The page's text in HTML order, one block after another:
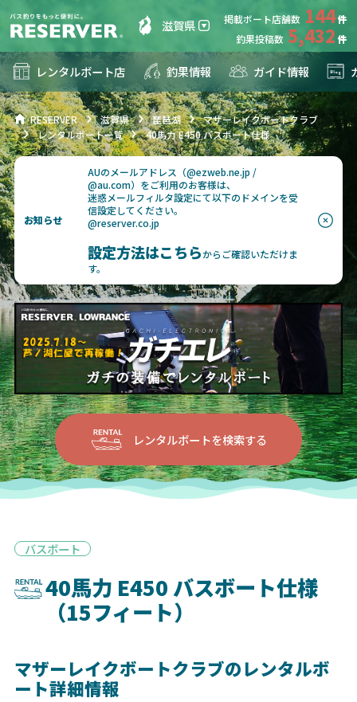
滋賀県 掲載ボート店舗数 144
釣果投稿数 5,432
レンタルボート店 釣果情報 ガイド情報
RESERVER 滋賀県 琵琶湖
マザーレイクボートクラブ
レンタルボート一覧
40馬力 E450 バスボート仕様
お知らせ
AUのメールアドレス（@ezweb.ne.jp /
@au.com）をご利用のお客様は、
迷惑メールフィルタ設定にて以下のドメインを受
信設定してください。
@reserver.co.jp
設定方法はこちらからご確認いただけま
す。
レンタルボートを検索する
バスボート
40馬力 E450 バスボート仕様
（15フィート）
マザーレイクボートクラブのレンタルボ
ート詳細情報